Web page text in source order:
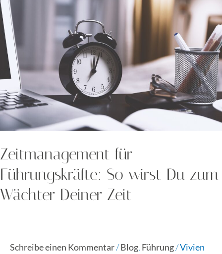
Zeitmanagement für
Führungskräfte: So wirst Du zum
Wächter Deiner Zeit
Schreibe einen Kommentar/Blog, Führung/Vivien
für
Führungskräfte:
So
wirst
Du
Wächter
Deiner
Zeit